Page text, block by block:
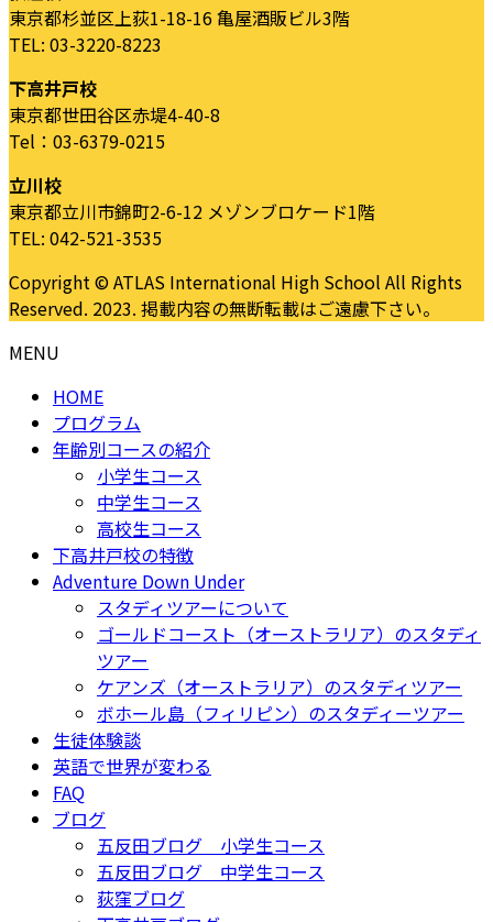
東京都杉並区上荻1-18-16 亀屋酒販ビル3階
TEL: 03-3220-8223
下高井戸校
東京都世田谷区赤堤4-40-8
Tel：03-6379-0215
立川校
東京都立川市錦町2-6-12 メゾンブロケード1階
TEL: 042-521-3535
Copyright © ATLAS International High School All Rights
Reserved. 2023. 掲載内容の無断転載はご遠慮下さい。
MENU
HOME
プログラム
年齢別コースの紹介
小学生コース
中学生コース
高校生コース
下高井戸校の特徴
Adventure Down Under
スタディツアーについて
ゴールドコースト（オーストラリア）のスタディ
ツアー
ケアンズ（オーストラリア）のスタディツアー
ボホール島（フィリピン）のスタディーツアー
生徒体験談
英語で世界が変わる
FAQ
ブログ
五反田ブログ 小学生コース
五反田ブログ 中学生コース
荻窪ブログ